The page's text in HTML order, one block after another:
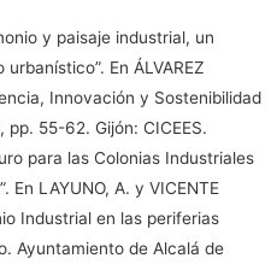
y paisaje industrial, un
En ÁLVAREZ
Innovación y Sostenibilidad
55-62. Gijón: CICEES.
para las Colonias Industriales
En LAYUNO, A. y VICENTE
Industrial en las periferias
Ayuntamiento de Alcalá de